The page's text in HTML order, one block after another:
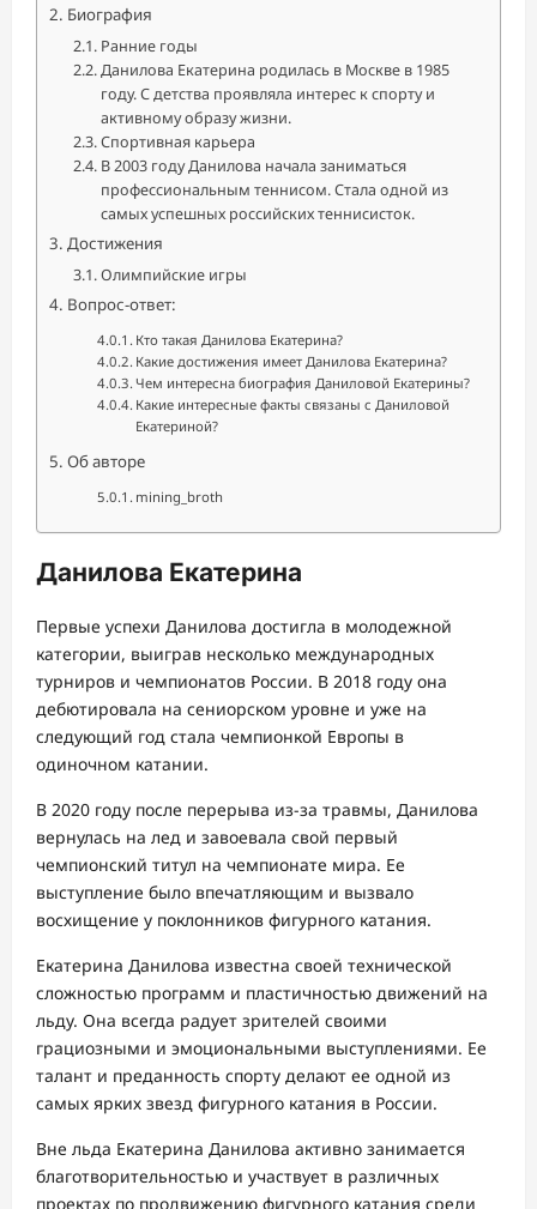
Биография
Ранние годы
Данилова Екатерина родилась в Москве в 1985
году. С детства проявляла интерес к спорту и
активному образу жизни.
Спортивная карьера
В 2003 году Данилова начала заниматься
профессиональным теннисом. Стала одной из
самых успешных российских теннисисток.
Достижения
Олимпийские игры
Вопрос-ответ:
Кто такая Данилова Екатерина?
Какие достижения имеет Данилова Екатерина?
Чем интересна биография Даниловой Екатерины?
Какие интересные факты связаны с Даниловой
Екатериной?
Об авторе
mining_broth
Данилова Екатерина
Первые успехи Данилова достигла в молодежной
категории, выиграв несколько международных
турниров и чемпионатов России. В 2018 году она
дебютировала на сениорском уровне и уже на
следующий год стала чемпионкой Европы в
одиночном катании.
В 2020 году после перерыва из-за травмы, Данилова
вернулась на лед и завоевала свой первый
чемпионский титул на чемпионате мира. Ее
выступление было впечатляющим и вызвало
восхищение у поклонников фигурного катания.
Екатерина Данилова известна своей технической
сложностью программ и пластичностью движений на
льду. Она всегда радует зрителей своими
грациозными и эмоциональными выступлениями. Ее
талант и преданность спорту делают ее одной из
самых ярких звезд фигурного катания в России.
Вне льда Екатерина Данилова активно занимается
благотворительностью и участвует в различных
проектах по продвижению фигурного катания среди